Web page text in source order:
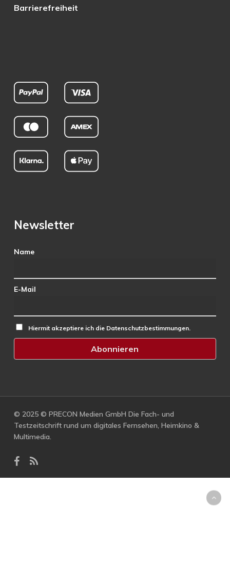
Barrierefreiheit
Newsletter
Name
E-Mail
Hiermit akzeptiere ich die Datenschutzbestimmungen.
© 2025 © PRECON Medien GmbH Die Fach- und
Testzeitschrift rund um digitales Fernsehen, Heimkino &
Multimedia.
facebook
RSS